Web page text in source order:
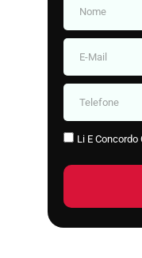
Li E Concordo